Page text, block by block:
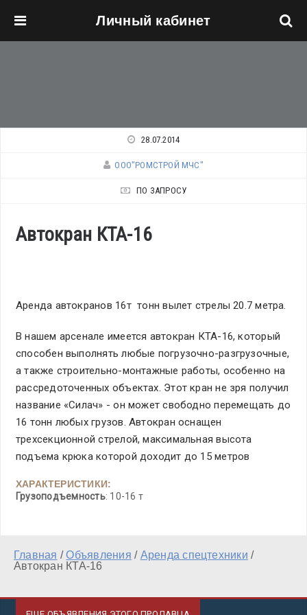
Личный кабинет
28.07.2014
ООО"РОМСТРОЙ МЧС"
ПО ЗАПРОСУ
Автокран КТА-16
Аренда автокранов 16т тонн вылет стрелы 20.7 метра.
В нашем арсенале имеется автокран КТА-16, который
способен выполнять любые погрузочно-разгрузочные,
а также строительно-монтажные работы, особенно на
рассредоточенных объектах. Этот кран не зря получил
название «Силач» - он может свободно перемещать до
16 тонн любых грузов. Автокран оснащен
трехсекционной стрелой, максимальная высота
подъема крюка которой доходит до 15 метров
ХАРАКТЕРИСТИКИ:
Грузоподъемность: 10-16 т
Главная / Объявления / Аренда спецтехники /
Автокран КТА-16